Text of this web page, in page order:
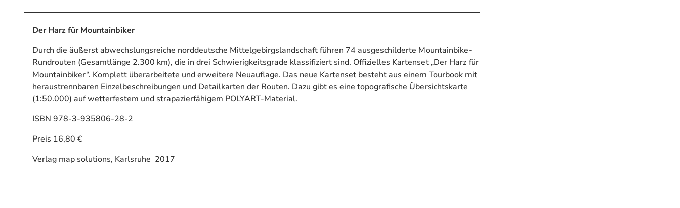
Der Harz für Mountainbiker
Durch die äußerst abwechslungsreiche norddeutsche Mittelgebirgslandschaft führen 74 ausgeschilderte Mountainbike-
Rundrouten (Gesamtlänge 2.300 km), die in drei Schwierigkeitsgrade klassifiziert sind. Offizielles Kartenset „Der Harz für
Mountainbiker“. Komplett überarbeitete und erweitere Neuauflage. Das neue Kartenset besteht aus einem Tourbook mit
heraustrennbaren Einzelbeschreibungen und Detailkarten der Routen. Dazu gibt es eine topografische Übersichtskarte
(1:50.000) auf wetterfestem und strapazierfähigem POLYART-Material.
ISBN 978-3-935806-28-2
Preis 16,80 €
Verlag map solutions, Karlsruhe 2017